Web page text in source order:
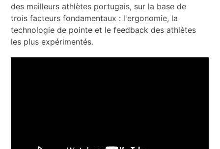
des meilleurs athlètes portugais, sur la base de
trois facteurs fondamentaux : l'ergonomie, la
technologie de pointe et le feedback des athlètes
les plus expérimentés.